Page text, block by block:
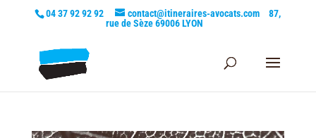
04 37 92 92 92 contact@itineraires-avocats.com
87,
rue de Sèze 69006 LYON